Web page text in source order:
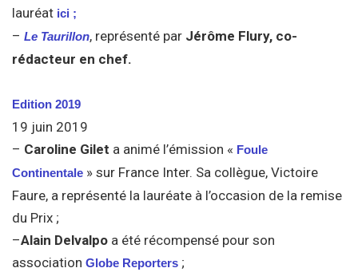
lauréat ici ;
– Le Taurillon, représenté par Jérôme Flury, co-
rédacteur en chef.
Edition 2019
19 juin 2019
– Caroline Gilet a animé l’émission « Foule
Continentale » sur France Inter. Sa collègue, Victoire
Faure, a représenté la lauréate à l’occasion de la remise
du Prix ;
–Alain Delvalpo a été récompensé pour son
association Globe Reporters ;